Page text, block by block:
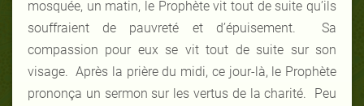
mosquée, un matin, le Prophète vit tout de suite qu’ils
souffraient de pauvreté et d’épuisement. Sa
compassion pour eux se vit tout de suite sur son
visage. Après la prière du midi, ce jour-là, le Prophète
prononça un sermon sur les vertus de la charité. Peu